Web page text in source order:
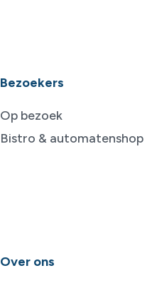
Bezoekers
Op bezoek
Bistro & automatenshop
Over ons